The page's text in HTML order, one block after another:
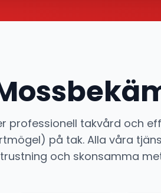
professionell takvård och
på tak. Alla våra
och skonsamma